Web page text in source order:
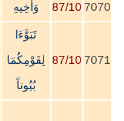
7070
87/10 وَأَخِيهِ
7071
87/10
تَبَوَّءَا
لِقَوْمِكُمَا
بُيُوتاً